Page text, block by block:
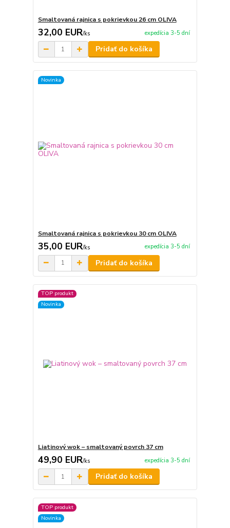
Smaltovaná rajnica s pokrievkou 26 cm OLIVA
32,00 EUR/ks expedícia 3-5 dní
Pridať do košíka
Novinka
Smaltovaná rajnica s pokrievkou 30 cm OLIVA
35,00 EUR/ks expedícia 3-5 dní
Pridať do košíka
TOP produkt
Novinka
Liatinový wok – smaltovaný povrch 37 cm
49,90 EUR/ks expedícia 3-5 dní
Pridať do košíka
TOP produkt
Novinka